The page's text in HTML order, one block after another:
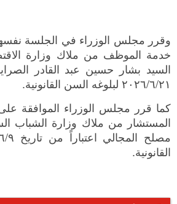
وقرر مجلس الوزراء في الجلسة
خدمة الموظف من ملاك وزارة
السيد بشار حسين عبد القادر
٢٠٢٦/٦/٢١ لبلوغه السن القانونية.
كما قرر مجلس الوزراء الموافقة
المستشار من ملاك وزارة الشباب
القانونية.